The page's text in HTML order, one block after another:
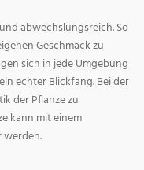
abwechslungsreich. So
Geschmack zu
sich in jede Umgebung
echter Blickfang. Bei der
der Pflanze zu
kann mit einem
werden.